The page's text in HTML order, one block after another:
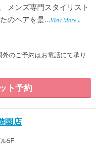
メンズ専門スタイリスト
のヘアを是...View More »
のご予約はお電話にて承り
ト予約
園店
5F